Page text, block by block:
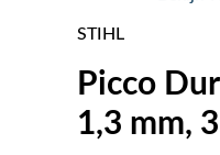
STIHL
Picco
1,3 mm,